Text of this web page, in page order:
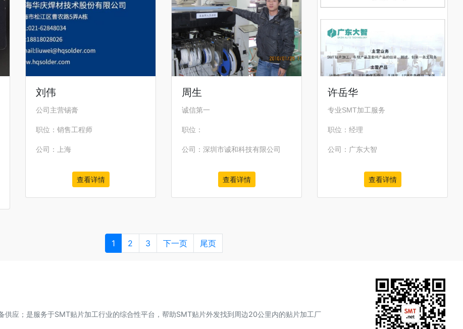
刘伟
公司主营锡膏
职位：销售工程师
公司：上海
查看详情
周生
诚信第一
职位：
公司：深圳市诚和科技有限公司
查看详情
许岳华
专业SMT加工服务
职位：经理
公司：广东大智
查看详情
1 2 3 下一页 尾页
供应；是服务于SMT贴片加工行业的综合性平台，帮助SMT贴片外发找到周边20公里内的贴片加工厂